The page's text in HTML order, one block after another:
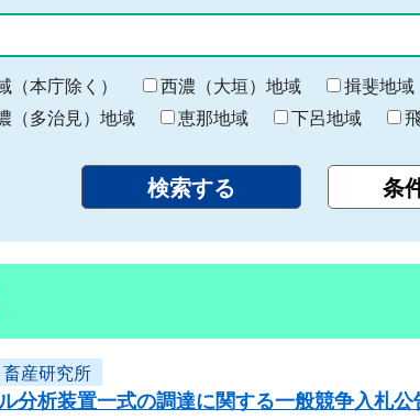
終
わ
り
（本庁除く） 西濃（大垣）地域 揖斐地域
（多治見）地域 恵那地域 下呂地域
畜産研究所
析装置一式の調達に関する一般競争入札公